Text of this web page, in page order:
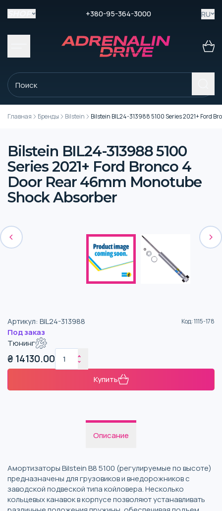
+380-95-364-3000 RU
Главная Бренды Bilstein Bilstein BIL24-313988 5100 Series 2021+ Ford
Bilstein BIL24-313988 5100
Series 2021+ Ford Bronco 4
Door Rear 46mm Monotube
Shock Absorber
Артикул: BIL24-313988 Код:1115-178
Под заказ
Тюнинг
₴ 14130.00
Купить
Описание
Амортизаторы Bilstein B8 5100 (регулируемые по высоте)
предназначены для грузовиков и внедорожников с
заводской подвеской типа койловера. Несколько
кольцевых канавок в корпусе позволяют устанавливать